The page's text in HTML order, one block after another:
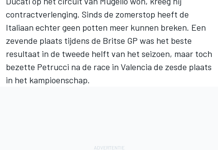
contractverlenging. Sinds de zomerstop heeft de
Italiaan echter geen potten meer kunnen breken. Een
zevende plaats tijdens de Britse GP was het beste
resultaat in de tweede helft van het seizoen, maar toch
bezette Petrucci na de race in Valencia de zesde plaats
in het kampioenschap.